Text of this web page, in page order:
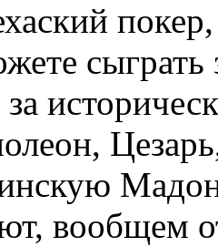
сыграть
за
вообщем